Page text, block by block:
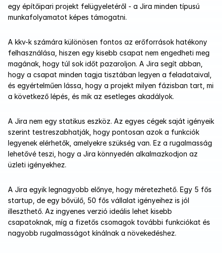
egy építőipari projekt felügyeletéről - a Jira minden típusú
munkafolyamatot képes támogatni.
A kkv-k számára különösen fontos az erőforrások hatékony
felhasználása, hiszen egy kisebb csapat nem engedheti meg
magának, hogy túl sok időt pazaroljon. A Jira segít abban,
hogy a csapat minden tagja tisztában legyen a feladataival,
és egyértelműen lássa, hogy a projekt milyen fázisban tart, mi
a következő lépés, és mik az esetleges akadályok.
A Jira nem egy statikus eszköz. Az egyes cégek saját igényeik
szerint testreszabhatják, hogy pontosan azok a funkciók
legyenek elérhetők, amelyekre szükség van. Ez a rugalmasság
lehetővé teszi, hogy a Jira könnyedén alkalmazkodjon az
üzleti igényekhez.
A Jira egyik legnagyobb előnye, hogy méretezhető. Egy 5 fős
startup, de egy bővülő, 50 fős vállalat igényeihez is jól
illeszthető. Az ingyenes verzió ideális lehet kisebb
csapatoknak, míg a fizetős csomagok további funkciókat és
nagyobb rugalmasságot kínálnak a növekedéshez.